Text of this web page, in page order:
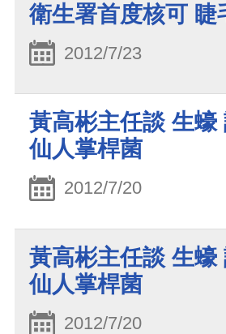
衛生署首度核可 睫
2012/7/23
黃高彬主任談 生蠔
仙人掌桿菌
2012/7/20
黃高彬主任談 生蠔
仙人掌桿菌
2012/7/20